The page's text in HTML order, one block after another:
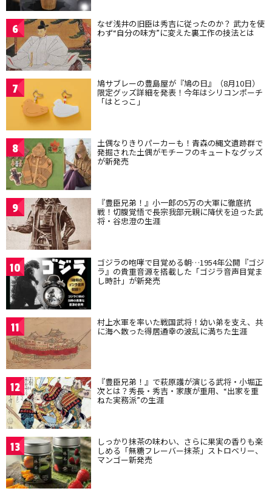
6 なぜ浅井の旧臣は秀吉に従ったのか？ 武力を使
わず“自分の味方”に変えた裏工作の技法とは
7 鳩サブレーの豊島屋が『鳩の日』（8月10日）
限定グッズ詳細を発表！今年はシリコンポーチ
「はとっこ」
8 土偶なりきりパーカーも！青森の縄文遺跡群で
発掘された土偶がモチーフのキュートなグッズ
が新発売
9 『豊臣兄弟！』小一郎の5万の大軍に徹底抗
戦！切腹覚悟で長宗我部元親に降伏を迫った武
将・谷忠澄の生涯
10 ゴジラの咆哮で目覚める朝…1954年公開『ゴジ
ラ』の貴重音源を搭載した「ゴジラ音声目覚ま
し時計」が新発売
11 村上水軍を率いた戦国武将！幼い弟を支え、共
に海へ散った得居通幸の波乱に満ちた生涯
12 『豊臣兄弟！』で萩原護が演じる武将・小堀正
次とは？秀長・秀吉・家康が重用、“出家を重
ねた実務派”の生涯
13 しっかり抹茶の味わい、さらに果実の香りも楽
しめる「無糖フレーバー抹茶」ストロベリー、
マンゴー新発売